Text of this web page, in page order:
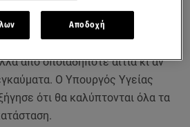
Ιωάννας Παλιοσπύρου
Εγκαυματιών, όχι μόνο από
από οποιαδήποτε αιτία κι αν
Ο Υπουργός Υγείας
ότι θα καλύπτονται όλα τα
Αποδοχή